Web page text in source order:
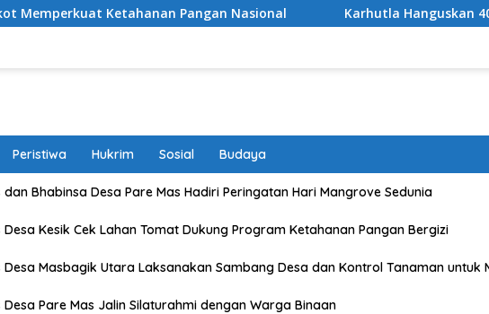
Pangan Nasional Karhutla Hanguskan 40 Hektare
Peristiwa Hukrim Sosial Budaya
Bhabinsa Desa Pare Mas Hadiri Peringatan Hari Mangrove Sedunia
Kesik Cek Lahan Tomat Dukung Program Ketahanan Pangan Bergizi
Masbagik Utara Laksanakan Sambang Desa dan Kontrol Tanaman untuk
Pare Mas Jalin Silaturahmi dengan Warga Binaan